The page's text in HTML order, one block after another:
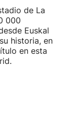
de La
000
Euskal
historia, en
en esta